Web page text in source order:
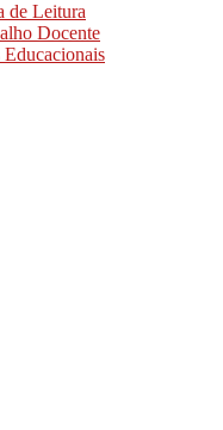
de Leitura
Docente